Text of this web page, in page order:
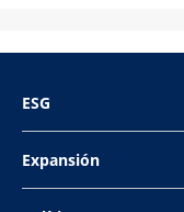
ESG
Expansión